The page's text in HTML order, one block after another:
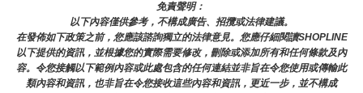
免責聲明：
以下內容僅供參考，不構成廣告、招攬或法律建議。
在發佈如下政策之前，您應該諮詢獨立的法律意見。您應仔細閱讀SHOPLINE
以下提供的資訊，並根據您的實際需要修改，刪除或添加所有和任何條款及內
容。令您接觸以下範例內容或此處包含的任何連結並非旨在令您使用或傳輸此
類內容和資訊，也非旨在令您接收這些內容和資訊，更近一步，並不構成